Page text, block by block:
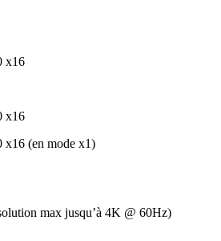
x16
x16
x16 (en mode x1)
max jusqu’à 4K @ 60Hz)